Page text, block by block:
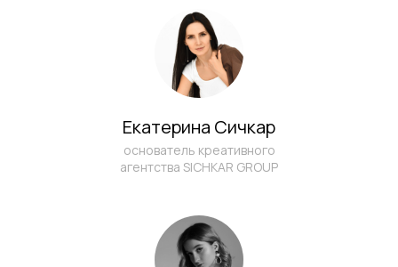
Екатерина Сичкар
основатель креативного
агентства SICHKAR GROUP